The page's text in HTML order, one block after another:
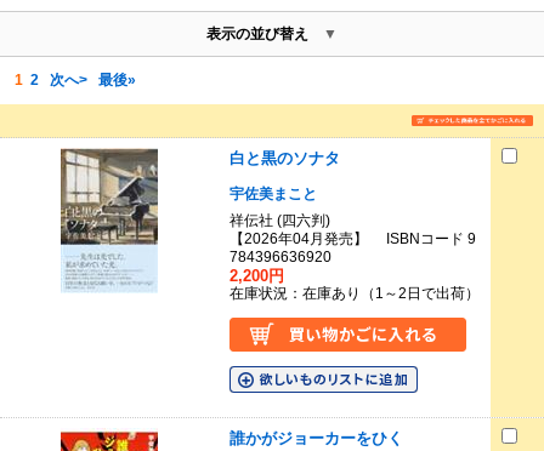
表示の並び替え
1 2 次へ> 最後»
白と黒のソナタ
宇佐美まこと
祥伝社 (四六判)
【2026年04月発売】 ISBNコード 9
784396636920
2,200円
在庫状況：在庫あり（1～2日で出荷）
誰かがジョーカーをひく